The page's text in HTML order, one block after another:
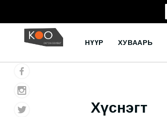
НҮҮР ХУВААРЬ
Хүснэгт